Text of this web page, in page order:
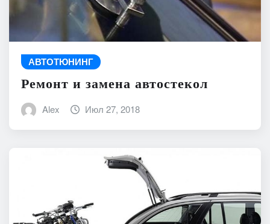
АВТОТЮНИНГ
Ремонт и замена автостекол
Alex Июл 27, 2018